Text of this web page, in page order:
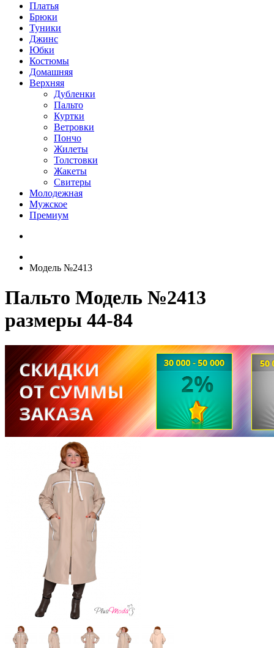
Платья
Брюки
Туники
Джинс
Юбки
Костюмы
Домашняя
Верхняя
Дубленки
Пальто
Куртки
Ветровки
Пончо
Жилеты
Толстовки
Жакеты
Свитеры
Молодежная
Мужское
Премиум
Модель №2413
Пальто Модель №2413
размеры 44-84